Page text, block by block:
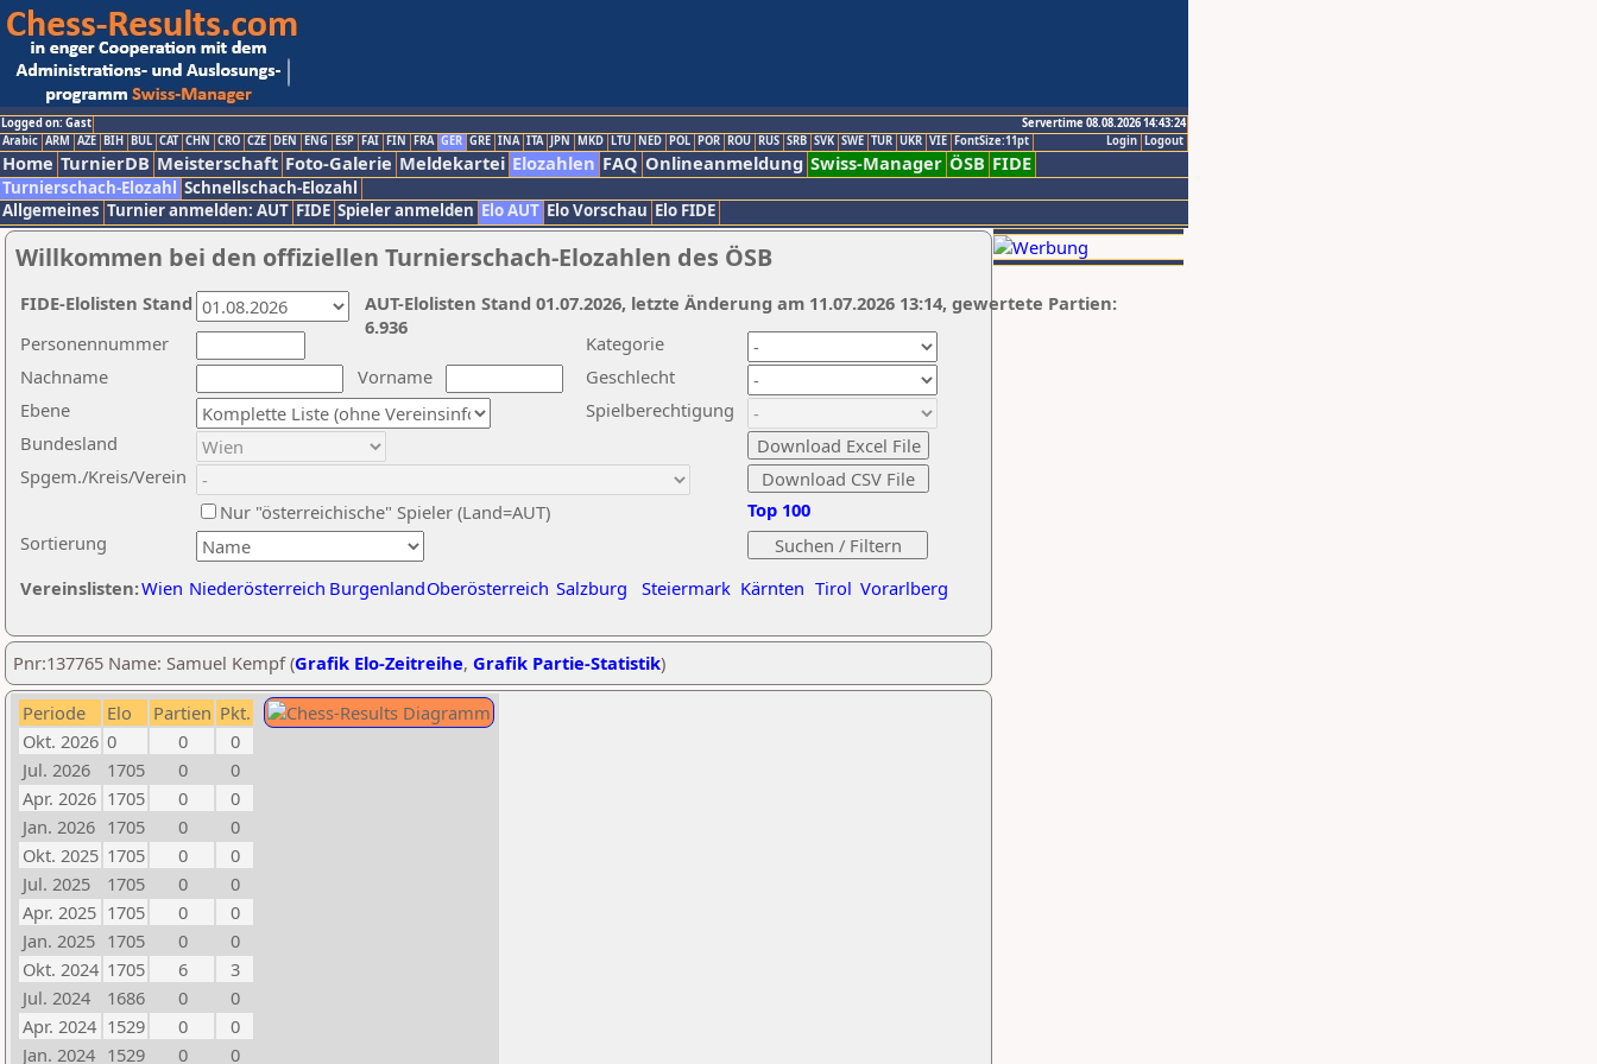
Logged on: Gast
Servertime 08.08.2026 14:43:24
Logout
Login
Arabic ARM AZE BIH BUL CAT CHN CRO CZE DEN ENG ESP FAI FIN FRA GER GRE INA ITA JPN MKD LTU NED POL POR ROU RUS SRB SVK SWE TUR UKR VIE FontSize:11pt
Home TurnierDB Meisterschaft Foto-Galerie Meldekartei Elozahlen FAQ Onlineanmeldung Swiss-Manager ÖSB FIDE
Turnierschach-Elozahl Schnellschach-Elozahl
Allgemeines Turnier anmelden: AUT FIDE Spieler anmelden Elo AUT Elo Vorschau Elo FIDE
Willkommen bei den offiziellen Turnierschach-Elozahlen des ÖSB
Nachname
Vorname
Ebene
Kategorie
Sortierung
Personennummer
Bundesland
Spgem./Kreis/Verein
Geschlecht
Nur "österreichische" Spieler (Land=AUT)
Spielberechtigung
Vereinslisten:Wien Niederösterreich BurgenlandOberösterreich Salzburg Steiermark Kärnten Tirol Vorarlberg
Top 100
AUT-Elolisten Stand 01.07.2026, letzte Änderung am 11.07.2026 13:14, gewertete Partien:
6.936
FIDE-Elolisten Stand
Pnr:137765 Name: Samuel Kempf (Grafik Elo-Zeitreihe, Grafik Partie-Statistik)
Periode Elo Partien Pkt.
Okt. 2026 0 0
0
Jul. 2026
1705 0
0
Apr. 2026 1705 0
0
Jan. 2026 1705 0
0
Okt. 2025 1705 0
0
Jul. 2025
1705 0
0
Apr. 2025 1705 0
0
Jan. 2025 1705 0
0
Okt. 2024 1705 6
3
Jul. 2024
1686 0
0
Apr. 2024 1529 0
0
Jan. 2024 1529 0 0